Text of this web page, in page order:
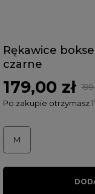
Rękawice
czarne
179,00 zł
Po zakupie otrzymasz
M